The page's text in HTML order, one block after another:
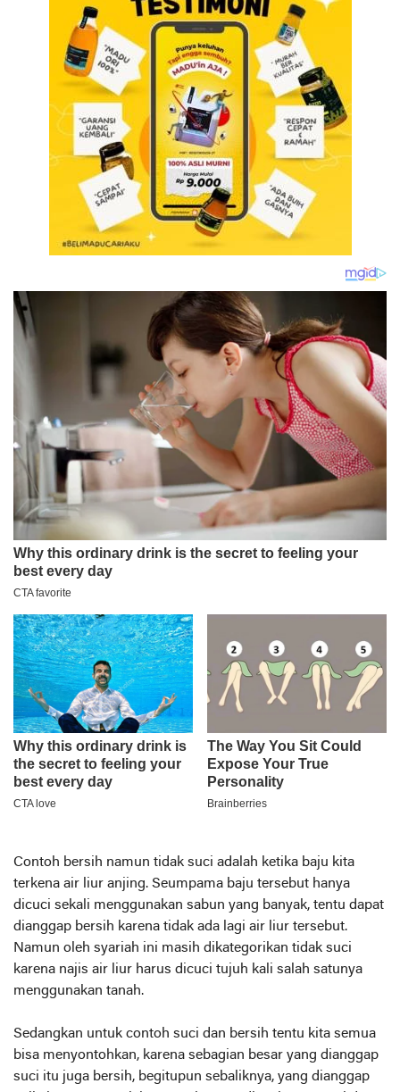
Contoh bersih namun tidak suci adalah ketika baju kita
terkena air liur anjing. Seumpama baju tersebut hanya
dicuci sekali menggunakan sabun yang banyak, tentu dapat
dianggap bersih karena tidak ada lagi air liur tersebut.
Namun oleh syariah ini masih dikategorikan tidak suci
karena najis air liur harus dicuci tujuh kali salah satunya
menggunakan tanah.
Sedangkan untuk contoh suci dan bersih tentu kita semua
bisa menyontohkan, karena sebagian besar yang dianggap
suci itu juga bersih, begitupun sebaliknya, yang dianggap